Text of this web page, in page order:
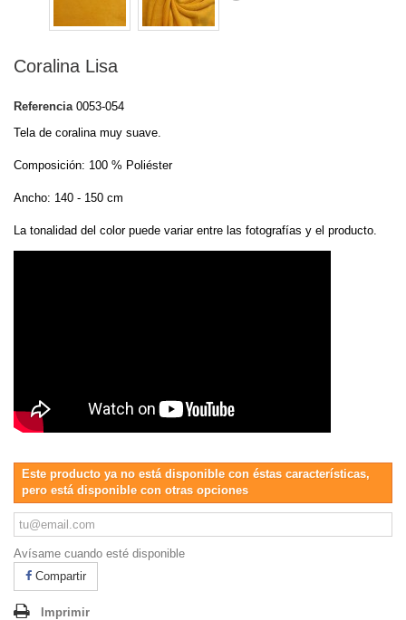
Coralina Lisa
Referencia 0053-054
Tela de coralina muy suave.
Composición: 100 % Poliéster
Ancho: 140 - 150 cm
La tonalidad del color puede variar entre las fotografías y el producto.
Este producto ya no está disponible con éstas características,
pero está disponible con otras opciones
Avísame cuando esté disponible
Compartir
Imprimir